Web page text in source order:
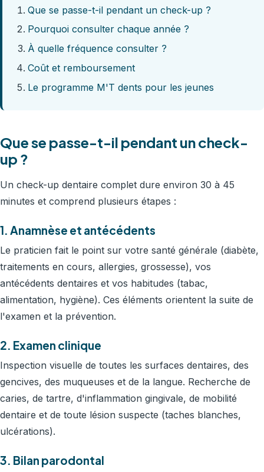
Que se passe-t-il pendant un check-up ?
Pourquoi consulter chaque année ?
À quelle fréquence consulter ?
Coût et remboursement
Le programme M'T dents pour les jeunes
Que se passe-t-il pendant un check-
up ?
Un check-up dentaire complet dure environ 30 à 45
minutes et comprend plusieurs étapes :
1. Anamnèse et antécédents
Le praticien fait le point sur votre santé générale (diabète,
traitements en cours, allergies, grossesse), vos
antécédents dentaires et vos habitudes (tabac,
alimentation, hygiène). Ces éléments orientent la suite de
l'examen et la prévention.
2. Examen clinique
Inspection visuelle de toutes les surfaces dentaires, des
gencives, des muqueuses et de la langue. Recherche de
caries, de tartre, d'inflammation gingivale, de mobilité
dentaire et de toute lésion suspecte (taches blanches,
ulcérations).
3. Bilan parodontal